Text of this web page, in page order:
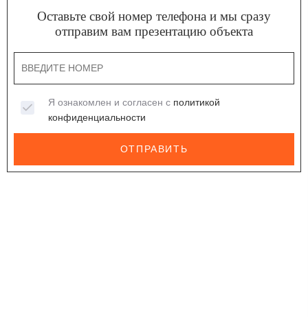
Оставьте свой номер телефона и мы сразу
отправим вам презентацию объекта
Я ознакомлен и согласен с политикой
конфиденциальности
ОТПРАВИТЬ